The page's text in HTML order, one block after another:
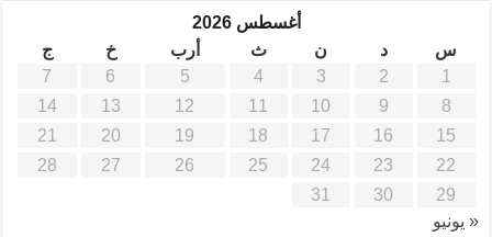
أغسطس 2026
س
د ن ث أرب خ
ج
1
2
3
4
5
6
7
8
9
10
11
12
13
14
15
16
17
18
19
20
21
22
23
24
25
26
27
28
29
30
31
« يونيو